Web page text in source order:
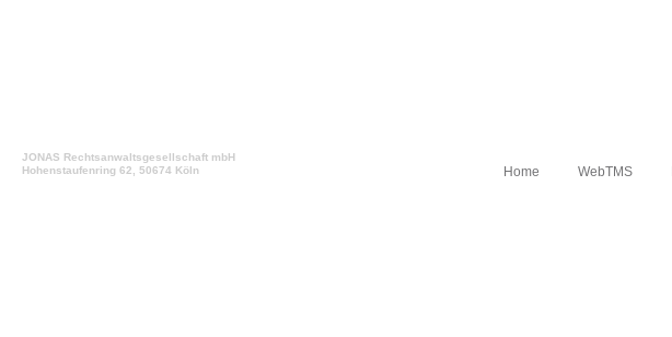
JONAS Rechtsanwaltsgesellschaft mbH
Hohenstaufenring 62, 50674 Köln
Home WebTMS